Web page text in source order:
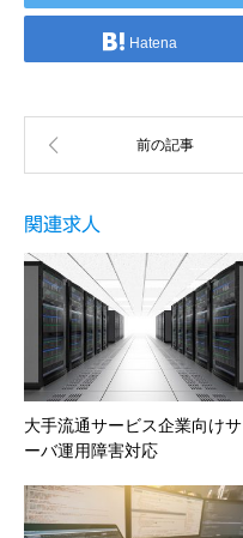
Hatena
関連求人
大手流通サービス企業向けサ
ーバ運用障害対応